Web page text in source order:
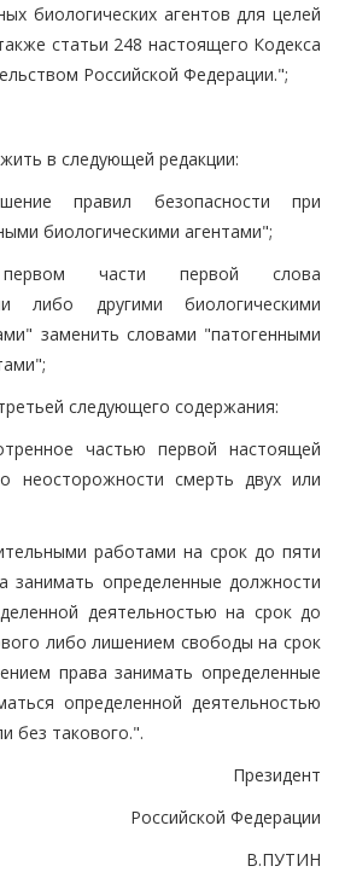
биологических агентов для целей
статьи 248 настоящего Кодекса
Российской Федерации.";
в следующей редакции:
правил безопасности при
биологическими агентами";
части первой слова
либо другими биологическими
заменить словами "патогенными
следующего содержания:
частью первой настоящей
неосторожности смерть двух или
работами на срок до пяти
занимать определенные должности
деятельностью на срок до
либо лишением свободы на срок
права занимать определенные
определенной деятельностью
без такового.".
Президент
Российской Федерации
В.ПУТИН